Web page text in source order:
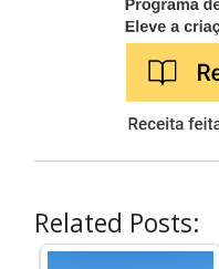
Related Posts: